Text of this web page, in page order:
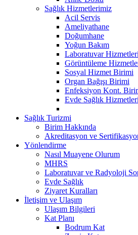
Sağlık Hizmetlerimiz
Acil Servis
Ameliyathane
Doğumhane
Yoğun Bakım
Laboratuvar Hizmetleri
Görüntüleme
Sosyal Hizmet Birimi
Organ Bağışı Birimi
Enfeksiyon Kont.
Evde Sağlık Hizmetleri
Sağlık Turizmi
Birim Hakkında
Akreditasyon ve
Yönlendirme
Nasıl Muayene Olurum
MHRS
Laboratuvar ve Radyoloji
Evde Sağlık
Ziyaret Kuralları
İletişim ve Ulaşım
Ulaşım Bilgileri
Kat Planı
Bodrum Kat